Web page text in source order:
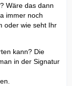
Wäre das dann
immer noch
oder wie seht Ihr
kann? Die
in der Signatur